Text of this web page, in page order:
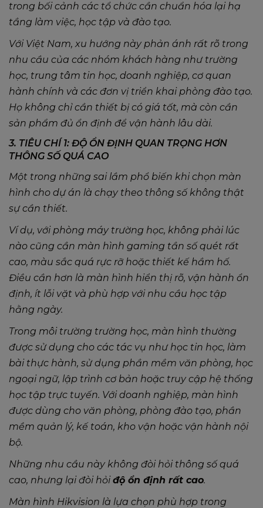
trong bối cảnh các tổ chức cần chuẩn hóa lại hạ
tầng làm việc, học tập và đào tạo.
Với Việt Nam, xu hướng này phản ánh rất rõ trong
nhu cầu của các nhóm khách hàng như trường
học, trung tâm tin học, doanh nghiệp, cơ quan
hành chính và các đơn vị triển khai phòng đào tạo.
Họ không chỉ cần thiết bị có giá tốt, mà còn cần
sản phẩm đủ ổn định để vận hành lâu dài.
3. TIÊU CHÍ 1: ĐỘ ỔN ĐỊNH QUAN TRỌNG HƠN
THÔNG SỐ QUÁ CAO
Một trong những sai lầm phổ biến khi chọn màn
hình cho dự án là chạy theo thông số không thật
sự cần thiết.
Ví dụ, với phòng máy trường học, không phải lúc
nào cũng cần màn hình gaming tần số quét rất
cao, màu sắc quá rực rỡ hoặc thiết kế hầm hố.
Điều cần hơn là màn hình hiển thị rõ, vận hành ổn
định, ít lỗi vặt và phù hợp với nhu cầu học tập
hằng ngày.
Trong môi trường trường học, màn hình thường
được sử dụng cho các tác vụ như học tin học, làm
bài thực hành, sử dụng phần mềm văn phòng, học
ngoại ngữ, lập trình cơ bản hoặc truy cập hệ thống
học tập trực tuyến. Với doanh nghiệp, màn hình
được dùng cho văn phòng, phòng đào tạo, phần
mềm quản lý, kế toán, kho vận hoặc vận hành nội
bộ.
Những nhu cầu này không đòi hỏi thông số quá
cao, nhưng lại đòi hỏiđộ ổn định rất cao.
Màn hình Hikvision là lựa chọn phù hợp trong